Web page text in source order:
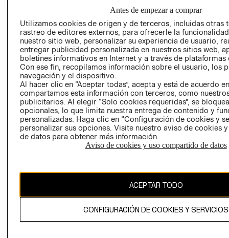
TRANSPARENCIA
Y ÉTICA (INGLÉS)
COMERCIO - SIC
PETICIONES
QUEJAS Y
RECLAMOS
Colombia ($)
CAMBIAR REGIÓN
propiedad de H&M Hennes & Mauritz AB.
Antes de empezar a comprar
Utilizamos cookies de origen y de terceros, incluidas otras
rastreo de editores externos, para ofrecerle la
nuestro sitio web, personalizar su experiencia de usuario,
entregar publicidad personalizada en nuestros sitios web,
boletines informativos en Internet y a través de plataformas
Con ese fin, recopilamos información sobre el usuario, los
navegación y el dispositivo.
Al hacer clic en “Aceptar todas”, acepta y está de acuerdo
compartamos esta información con terceros, como
publicitarios. Al elegir “Solo cookies requeridas”, se
opcionales, lo que limita nuestra entrega de contenido y
personalizadas. Haga clic en “Configuración de cookies y
personalizar sus opciones. Visite nuestro aviso de cookies
de datos para obtener más información.
Aviso de cookies y uso compartido de datos
ACEPTAR TODO
CONFIGURACIÓN DE COOKIES Y SERVICIOS